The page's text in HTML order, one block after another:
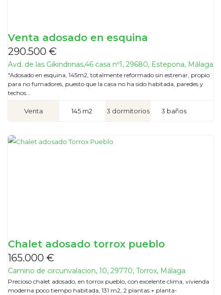
Venta adosado en esquina
290.500 €
Avd. de las Gikindrinas,46 casa nº1, 29680, Estepona, Málaga
"Adosado en esquina, 145m2, totalmente reformado sin estrenar, propio
para no fumadores, puesto que la casa no ha sido habitada, paredes y
techos...
Venta 145 m2 3 dormitorios 3 baños
Chalet adosado torrox pueblo
165.000 €
Camino de circunvalacion, 10, 29770, Torrox, Málaga
Precioso chalet adosado, en torrox pueblo, con excelente clima, vivienda
moderna poco tiempo habitada, 131 m2, 2 plantas + planta-